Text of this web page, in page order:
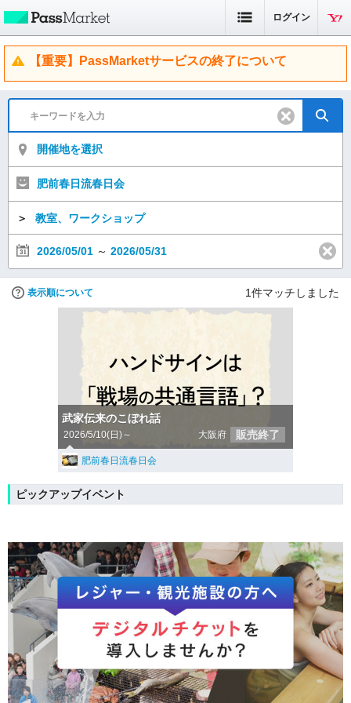
ログイン
【重要】PassMarketサービスの終了について
開催地を選択
肥前春日流春日会
＞ 教室、ワークショップ
2026/05/01 ～ 2026/05/31
表示順について 1件マッチしました
武家伝来のこぼれ話
2026/5/10(日)～ 大阪府 販売終了
肥前春日流春日会
ピックアップイベント